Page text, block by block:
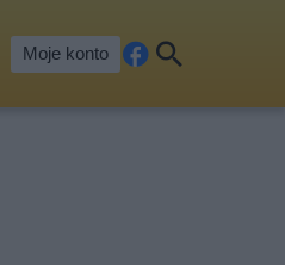
Moje konto
cebkaj